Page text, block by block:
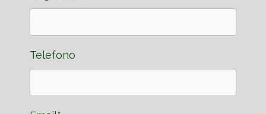
Telefono